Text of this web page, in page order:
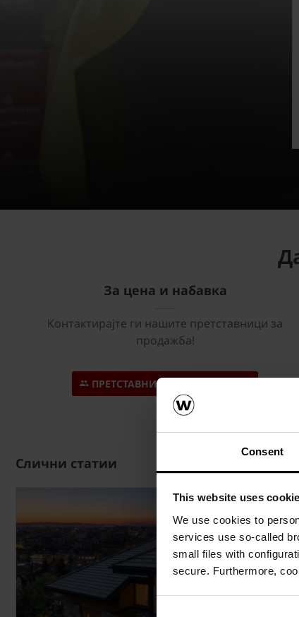
Consent
This website uses
We use cookies to
services use so-called
small files with
secure. Furthermore,
За цена и набавка
Контактирајте ги нашите претставници за
продажба!
ПРЕТСТАВНИЦИ ЗА ПРОДАЖБА
Слични статии